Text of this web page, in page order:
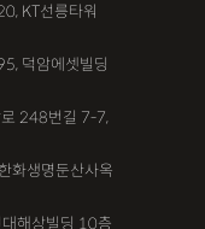
KT선릉타워
덕암에셋빌딩
로 248번길 7-7,
화생명둔산사옥
해상빌딩 10층